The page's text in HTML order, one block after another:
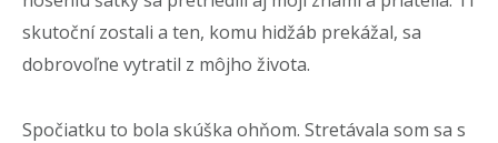
skutoční zostali a ten, komu hidžáb prekážal, sa
dobrovoľne vytratil z môjho života.
Spočiatku to bola skúška ohňom. Stretávala som sa s